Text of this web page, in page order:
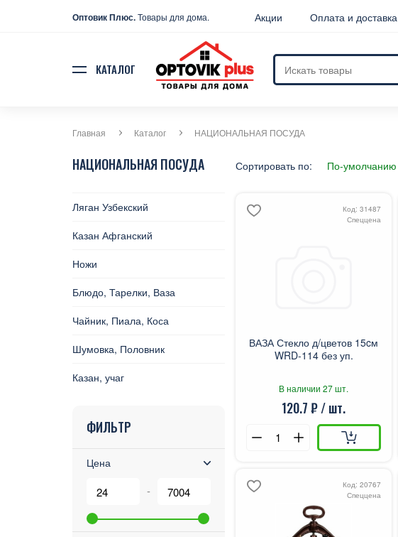
Оптовик Плюс.Товары для дома. Акции Оплата и доставка
КАТАЛОГ
Главная Каталог НАЦИОНАЛЬНАЯ ПОСУДА
НАЦИОНАЛЬНАЯ ПОСУДА
Ляган Узбекский
Казан Афганский
Ножи
Блюдо, Тарелки, Ваза
Чайник, Пиала, Коса
Шумовка, Половник
Казан, учаг
ФИЛЬТР
Цена
-
Сортировать по:
Код: 31487
Спеццена
ВАЗА Стекло д/цветов 15cм
WRD-114 без уп.
В наличии 27 шт.
120.7 ₽ / шт.
Код: 20767
Спеццена